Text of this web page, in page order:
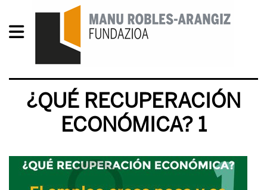
¿QUÉ RECUPERACIÓN
ECONÓMICA? 1